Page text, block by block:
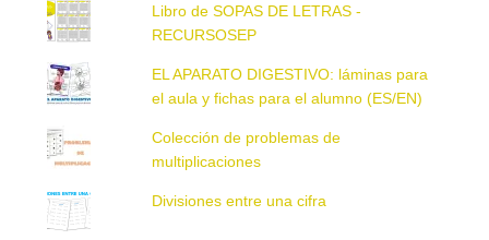
Libro de SOPAS DE LETRAS -
RECURSOSEP
EL APARATO DIGESTIVO: láminas para
el aula y fichas para el alumno (ES/EN)
Colección de problemas de
multiplicaciones
Divisiones entre una cifra